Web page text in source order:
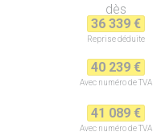
dès
36 339 €
Reprisedéduite
40 239 €
Avec numéro de TVA
41 089 €
Avec numéro de TVA